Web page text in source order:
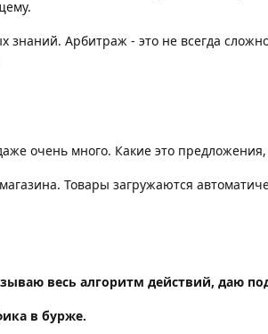
знаний. Арбитраж - это не всегда
очень много. Какие это предложения,
Товары загружаются
весь алгоритм действий, даю
в бурже.